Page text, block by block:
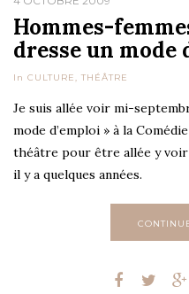
Hommes-
dresse un mode
In CULTURE, THÉÂTRE
Je suis allée voir mi-
mode d’emploi » à la
théâtre pour être allée y voir
il y a quelques années.